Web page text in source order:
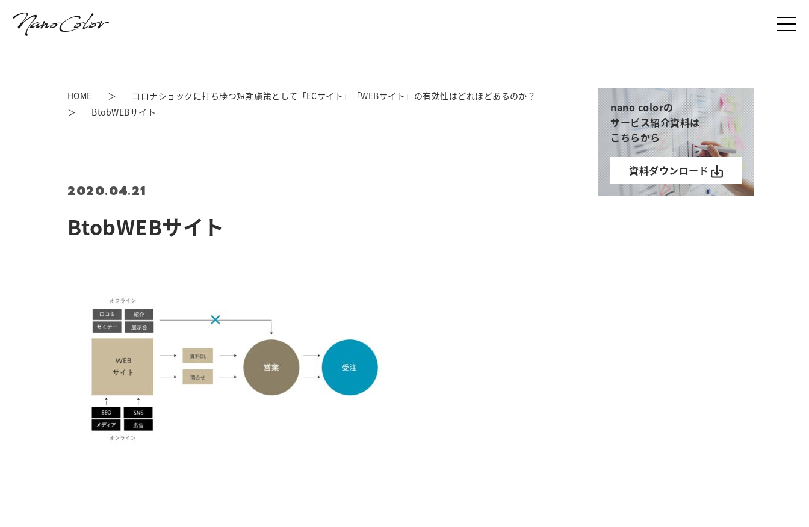
BtobWEBサイト
2020.04.21
HOME
コロナショックに打ち勝つ短期施策として「ECサイト」「WEBサイト」の有効性はどれほどあるのか？
BtobWEBサイト
nano colorの
サービス紹介資料は
こちらから
資料ダウンロード